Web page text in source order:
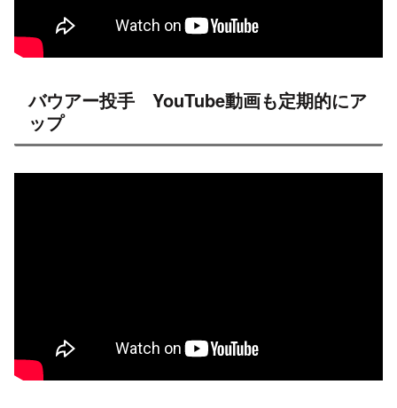
バウアー投手 YouTube動画も定期的にア
ップ